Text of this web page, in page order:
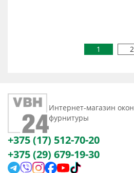
1 2
Интернет-магазин
фурнитуры
+375 (17) 512-70-20
+375 (29) 679-19-30